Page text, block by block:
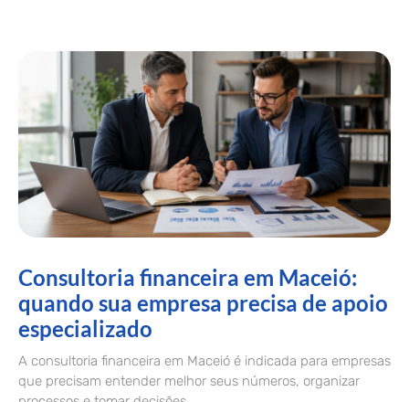
Consultoria financeira em Maceió:
quando sua empresa precisa de apoio
especializado
A consultoria financeira em Maceió é indicada para empresas
que precisam entender melhor seus números, organizar